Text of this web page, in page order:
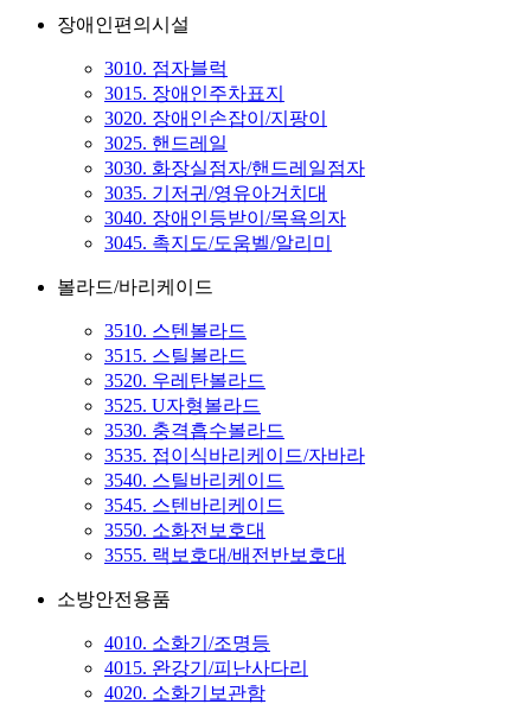
장애인편의시설
3010. 점자블럭
3015. 장애인주차표지
3020. 장애인손잡이/지팡이
3025. 핸드레일
3030. 화장실점자/핸드레일점자
3035. 기저귀/영유아거치대
3040. 장애인등받이/목욕의자
3045. 촉지도/도움벨/알리미
볼라드/바리케이드
3510. 스텐볼라드
3515. 스틸볼라드
3520. 우레탄볼라드
3525. U자형볼라드
3530. 충격흡수볼라드
3535. 접이식바리케이드/자바라
3540. 스틸바리케이드
3545. 스텐바리케이드
3550. 소화전보호대
3555. 랙보호대/배전반보호대
소방안전용품
4010. 소화기/조명등
4015. 완강기/피난사다리
4020. 소화기보관함